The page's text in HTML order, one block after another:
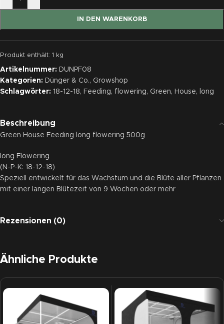
IN DEN WARENKORB
Produkt enthält: 1 kg
Artikelnummer: DUNPF08
Kategorien: Dünger & Co., Growshop
Schlagwörter: 18-12-18, Feeding, flowering, Green, House, long
Beschreibung
Green House Feeding long flowering 500g
long Flowering
(N-P-K: 18-12-18)
Speziell entwickelt für das Wachstum und die Blüte aller Pflanzen
mit einer langen Blütezeit von 9 Wochen oder mehr
Rezensionen (0)
Ähnliche Produkte